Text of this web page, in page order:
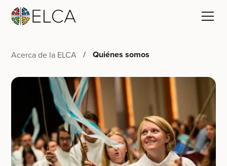
Acerca de la ELCA Quiénes somos